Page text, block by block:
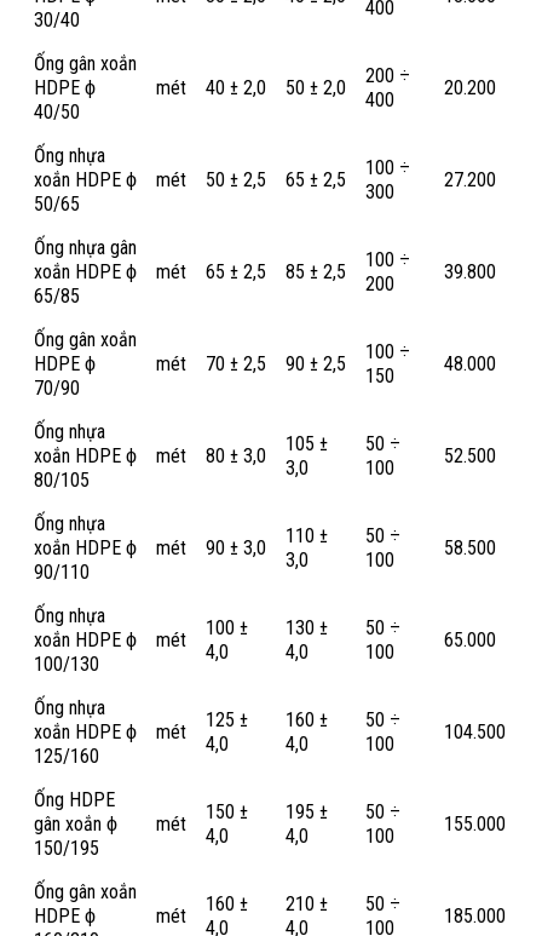
30/40
400
Ống gân xoắn
HDPE ϕ
40/50
mét 40 ± 2,0 50 ± 2,0
200 ÷
400
20.200
Ống nhựa
xoắn HDPE ϕ
50/65
mét 50 ± 2,5 65 ± 2,5
100 ÷
300
27.200
Ống nhựa gân
xoắn HDPE ϕ
65/85
mét 65 ± 2,5 85 ± 2,5
100 ÷
200
39.800
Ống gân xoắn
HDPE ϕ
70/90
mét 70 ± 2,5 90 ± 2,5
100 ÷
150
48.000
Ống nhựa
xoắn HDPE ϕ
80/105
mét 80 ± 3,0
105 ±
3,0
50 ÷
100
52.500
Ống nhựa
xoắn HDPE ϕ
90/110
mét 90 ± 3,0
110 ±
3,0
50 ÷
100
58.500
Ống nhựa
xoắn HDPE ϕ
100/130
mét
100 ±
4,0
130 ±
4,0
50 ÷
100
65.000
Ống nhựa
xoắn HDPE ϕ
125/160
mét
125 ±
4,0
160 ±
4,0
50 ÷
100
104.500
Ống HDPE
gân xoắn ϕ
150/195
mét
150 ±
4,0
195 ±
4,0
50 ÷
100
155.000
Ống gân xoắn
HDPE ϕ
mét
160 ±
4,0
210 ±
4,0
50 ÷
100
185.000